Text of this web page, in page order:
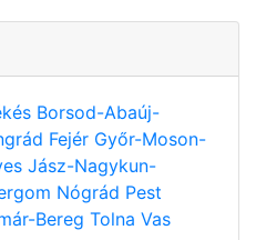
Borsod-Abaúj-
Fejér Győr-Moson-
Jász-Nagykun-
Nógrád Pest
Bereg Tolna Vas